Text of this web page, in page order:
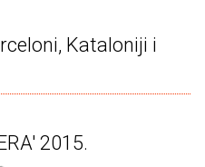
Kataloniji i
2015.